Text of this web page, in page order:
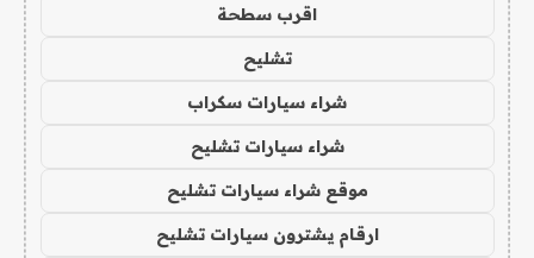
اقرب سطحة
تشليح
شراء سيارات سكراب
شراء سيارات تشليح
موقع شراء سيارات تشليح
ارقام يشترون سيارات تشليح